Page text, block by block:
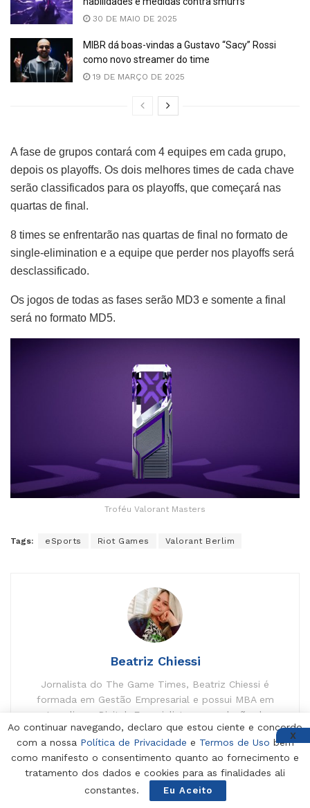
30 DE MAIO DE 2025
MIBR dá boas-vindas a Gustavo “Sacy” Rossi
como novo streamer do time
19 DE MARÇO DE 2025
A fase de grupos contará com 4 equipes em cada grupo,
depois os playoffs. Os dois melhores times de cada chave
serão classificados para os playoffs, que começará nas
quartas de final.
8 times se enfrentarão nas quartas de final no formato de
single-elimination e a equipe que perder nos playoffs será
desclassificado.
Os jogos de todas as fases serão MD3 e somente a final
será no formato MD5.
Troféu Valorant Masters
Tags: eSports Riot Games Valorant Berlim
Beatriz Chiessi
Jornalista do The Game Times, Beatriz Chiessi é
formada em Gestão Empresarial e possui MBA em
Jornalismo Digital. Especialista na produção de
conteúdo há 5 anos. É apaixonada pelos filmes do
Studio Ghibli e astronauta do Astroneer.
Ao continuar navegando, declaro que estou ciente e concordo
com a nossa Política de Privacidade e Termos de Uso bem
como manifesto o consentimento quanto ao fornecimento e
tratamento dos dados e cookies para as finalidades ali
constantes.
Eu Aceito
X